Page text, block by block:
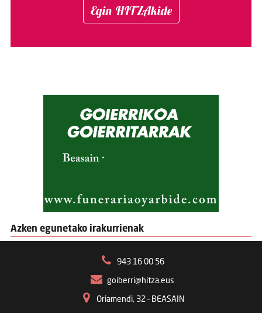
Egin HITZAkide
Azken egunetako irakurrienak
943 16 00 56
goiberri@hitza.eus
Oriamendi, 32 – BEASAIN